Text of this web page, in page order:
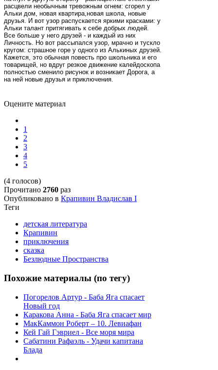
расцвели необычным тревожным огнем: сгорел у
Альки дом, новая квартира,новая школа, новые
друзья. И вот узор распускается яркими красками: у
Альки талант притягивать к себе добрых людей.
Все больше у него друзей - и каждый из них
Личность. Но вот рассыпался узор, мрачно и тускло
кругом: страшное горе у одного из Алькиных друзей.
Кажется, это обычная повесть про школьника и его
товарищей, но вдруг резкое движение калейдоскопа
полностью сменило рисунок и возникает Дорога, а
на ней новые друзья и приключения.
Оцените материал
1
2
3
4
5
(4 голосов)
Прочитано 2760 раз
Опубликовано в Крапивин Владислав I
Теги
детская литература
Крапивин
приключения
сказка
Безлюдные Пространства
Похожие материалы (по тегу)
Погорелов Артур - Баба Яга спасает
Новый год
Каракова Анна - Баба Яга спасает мир
МакКаммон Роберт – 10. Левиафан
Кей Гай Гэвриел - Все моря мира
Сабатини Рафаэль - Удачи капитана
Блада